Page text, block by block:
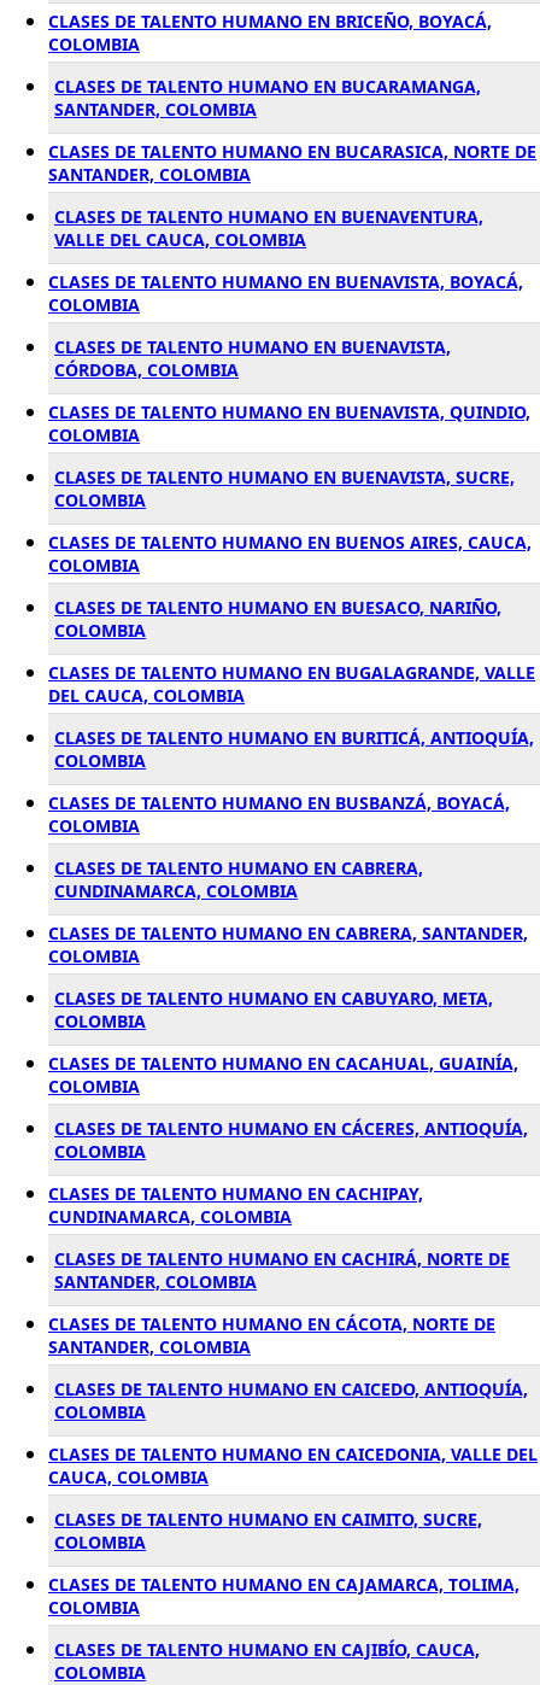
CLASES DE TALENTO HUMANO EN BRICEÑO, BOYACÁ,
COLOMBIA
CLASES DE TALENTO HUMANO EN BUCARAMANGA,
SANTANDER, COLOMBIA
CLASES DE TALENTO HUMANO EN BUCARASICA, NORTE DE
SANTANDER, COLOMBIA
CLASES DE TALENTO HUMANO EN BUENAVENTURA,
VALLE DEL CAUCA, COLOMBIA
CLASES DE TALENTO HUMANO EN BUENAVISTA, BOYACÁ,
COLOMBIA
CLASES DE TALENTO HUMANO EN BUENAVISTA,
CÓRDOBA, COLOMBIA
CLASES DE TALENTO HUMANO EN BUENAVISTA, QUINDIO,
COLOMBIA
CLASES DE TALENTO HUMANO EN BUENAVISTA, SUCRE,
COLOMBIA
CLASES DE TALENTO HUMANO EN BUENOS AIRES, CAUCA,
COLOMBIA
CLASES DE TALENTO HUMANO EN BUESACO, NARIÑO,
COLOMBIA
CLASES DE TALENTO HUMANO EN BUGALAGRANDE, VALLE
DEL CAUCA, COLOMBIA
CLASES DE TALENTO HUMANO EN BURITICÁ, ANTIOQUÍA,
COLOMBIA
CLASES DE TALENTO HUMANO EN BUSBANZÁ, BOYACÁ,
COLOMBIA
CLASES DE TALENTO HUMANO EN CABRERA,
CUNDINAMARCA, COLOMBIA
CLASES DE TALENTO HUMANO EN CABRERA, SANTANDER,
COLOMBIA
CLASES DE TALENTO HUMANO EN CABUYARO, META,
COLOMBIA
CLASES DE TALENTO HUMANO EN CACAHUAL, GUAINÍA,
COLOMBIA
CLASES DE TALENTO HUMANO EN CÁCERES, ANTIOQUÍA,
COLOMBIA
CLASES DE TALENTO HUMANO EN CACHIPAY,
CUNDINAMARCA, COLOMBIA
CLASES DE TALENTO HUMANO EN CACHIRÁ, NORTE DE
SANTANDER, COLOMBIA
CLASES DE TALENTO HUMANO EN CÁCOTA, NORTE DE
SANTANDER, COLOMBIA
CLASES DE TALENTO HUMANO EN CAICEDO, ANTIOQUÍA,
COLOMBIA
CLASES DE TALENTO HUMANO EN CAICEDONIA, VALLE DEL
CAUCA, COLOMBIA
CLASES DE TALENTO HUMANO EN CAIMITO, SUCRE,
COLOMBIA
CLASES DE TALENTO HUMANO EN CAJAMARCA, TOLIMA,
COLOMBIA
CLASES DE TALENTO HUMANO EN CAJIBÍO, CAUCA,
COLOMBIA